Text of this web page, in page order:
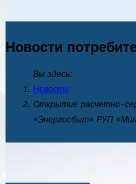
Новости
Вы здесь:
Новости
Открытие расчетно-
«Энергосбыт» РУП